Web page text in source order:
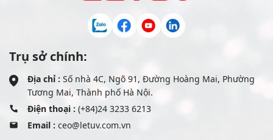
Trụ sở chính:
Địa chỉ : Số nhà 4C, Ngõ 91, Đường Hoàng Mai, Phường
Tương Mai, Thành phố Hà Nội.
Điện thoại : (+84)24 3233 6213
Email : ceo@letuv.com.vn